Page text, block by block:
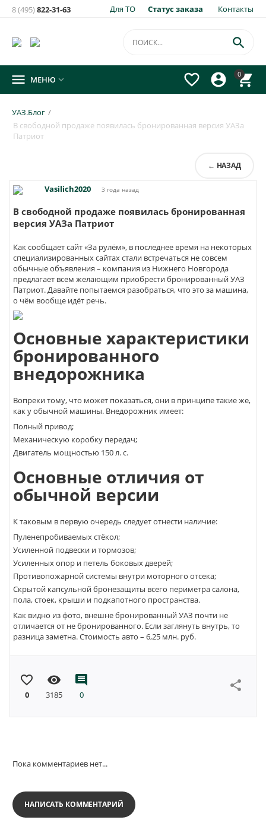
Для ТО Статус заказа Контакты
8 (495)822-31-63
0




 МЕНЮ 
УАЗ.Блог /
В свободной продаже появилась бронированная версия УАЗа
Патриот
← НАЗАД
Vasilich2020 3 года назад
В свободной продаже появилась бронированная
версия УАЗа Патриот
Как сообщает сайт «За рулём», в последнее время на некоторых
специализированных сайтах стали встречаться не совсем
обычные объявления – компания из Нижнего Новгорода
предлагает всем желающим приобрести бронированный УАЗ
Патриот. Давайте попытаемся разобраться, что это за машина,
о чём вообще идёт речь.
Основные характеристики
бронированного
внедорожника
Вопреки тому, что может показаться, они в принципе такие же,
как у обычной машины. Внедорожник имеет:
Полный привод;
Механическую коробку передач;
Двигатель мощностью 150 л. с.
Основные отличия от
обычной версии
К таковым в первую очередь следует отнести наличие:
Пуленепробиваемых стёкол;
Усиленной подвески и тормозов;
Усиленных опор и петель боковых дверей;
Противопожарной системы внутри моторного отсека;
Скрытой капсульной бронезащиты всего периметра салона,
пола, стоек, крыши и подкапотного пространства.
Как видно из фото, внешне бронированный УАЗ почти не
отличается от не бронированного. Если заглянуть внутрь, то
разница заметна. Стоимость авто – 6,25 млн. руб.
favorite_border
0
visibility
3185
comment
0
share
Пока комментариев нет...
НАПИСАТЬ КОММЕНТАРИЙ